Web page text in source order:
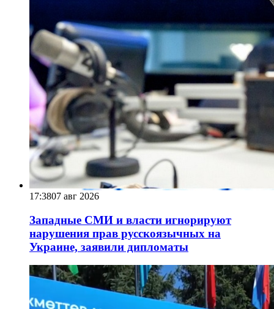
17:3807 авг 2026
Западные СМИ и власти игнорируют
нарушения прав русскоязычных на
Украине, заявили дипломаты